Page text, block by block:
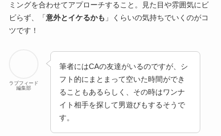
ミングを合わせてアプローチすること。見た目や雰囲気にビ
ビらず、「 意外とイケるかも 」くらいの気持ちでいくのがコ
ツです！
ラブフィード
編集部
筆者にはCAの友達がいるのですが、シ
フト的にまとまって空いた時間ができ
ることもあるらしく、その時はワンナ
イト相手を探して男遊びもするそうで
す。